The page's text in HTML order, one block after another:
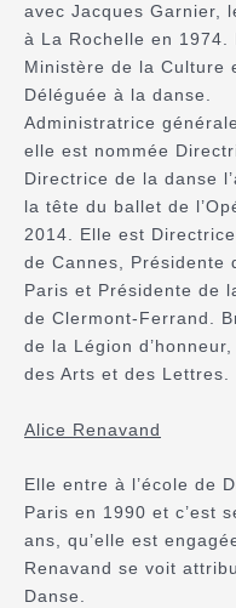
avec Jacques Garnier,
à La Rochelle en
Ministère de la Culture
Déléguée à la danse.
Administratrice
elle est nommée
Directrice de la danse
la tête du ballet de
2014. Elle est
de Cannes, Présidente
Paris et Présidente de
de Clermont-Ferrand.
de la Légion
des Arts et des Lettres.
Alice Renavand
Elle entre à l’école de
Paris en 1990 et c’est
ans, qu’elle est
Renavand se voit
Danse.